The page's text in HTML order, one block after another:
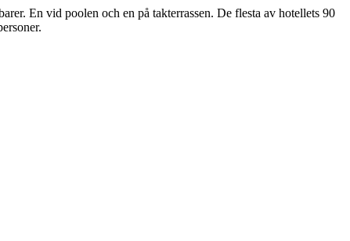
En vid poolen och en på takterrassen. De flesta av hotellets 90